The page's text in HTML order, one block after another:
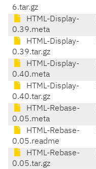
6.tar.gz
HTML-Display-
0.39.meta
HTML-Display-
0.39.tar.gz
HTML-Display-
0.40.meta
HTML-Display-
0.40.tar.gz
HTML-Rebase-
0.05.meta
HTML-Rebase-
0.05.readme
HTML-Rebase-
0.05.tar.gz